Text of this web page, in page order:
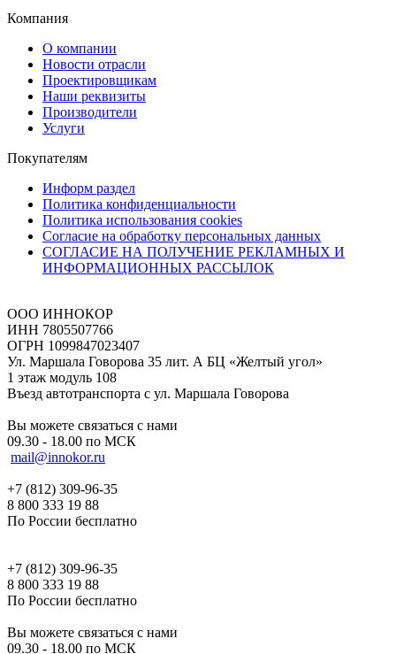
Компания
О компании
Новости отрасли
Проектировщикам
Наши реквизиты
Производители
Услуги
Покупателям
Информ раздел
Политика конфиденциальности
Политика использования cookies
Согласие на обработку персональных данных
СОГЛАСИЕ НА ПОЛУЧЕНИЕ РЕКЛАМНЫХ И
ИНФОРМАЦИОННЫХ РАССЫЛОК
ООО ИННОКОР
ИНН 7805507766
ОГРН 1099847023407
Ул. Маршала Говорова 35 лит. А БЦ «Желтый угол»
1 этаж модуль 108
Въезд автотранспорта с ул. Маршала Говорова
Вы можете связаться с нами
09.30 - 18.00 по МСК
mail@innokor.ru
+7 (812) 309-96-35
8 800 333 19 88
По России бесплатно
+7 (812) 309-96-35
8 800 333 19 88
По России бесплатно
Вы можете связаться с нами
09.30 - 18.00 по МСК